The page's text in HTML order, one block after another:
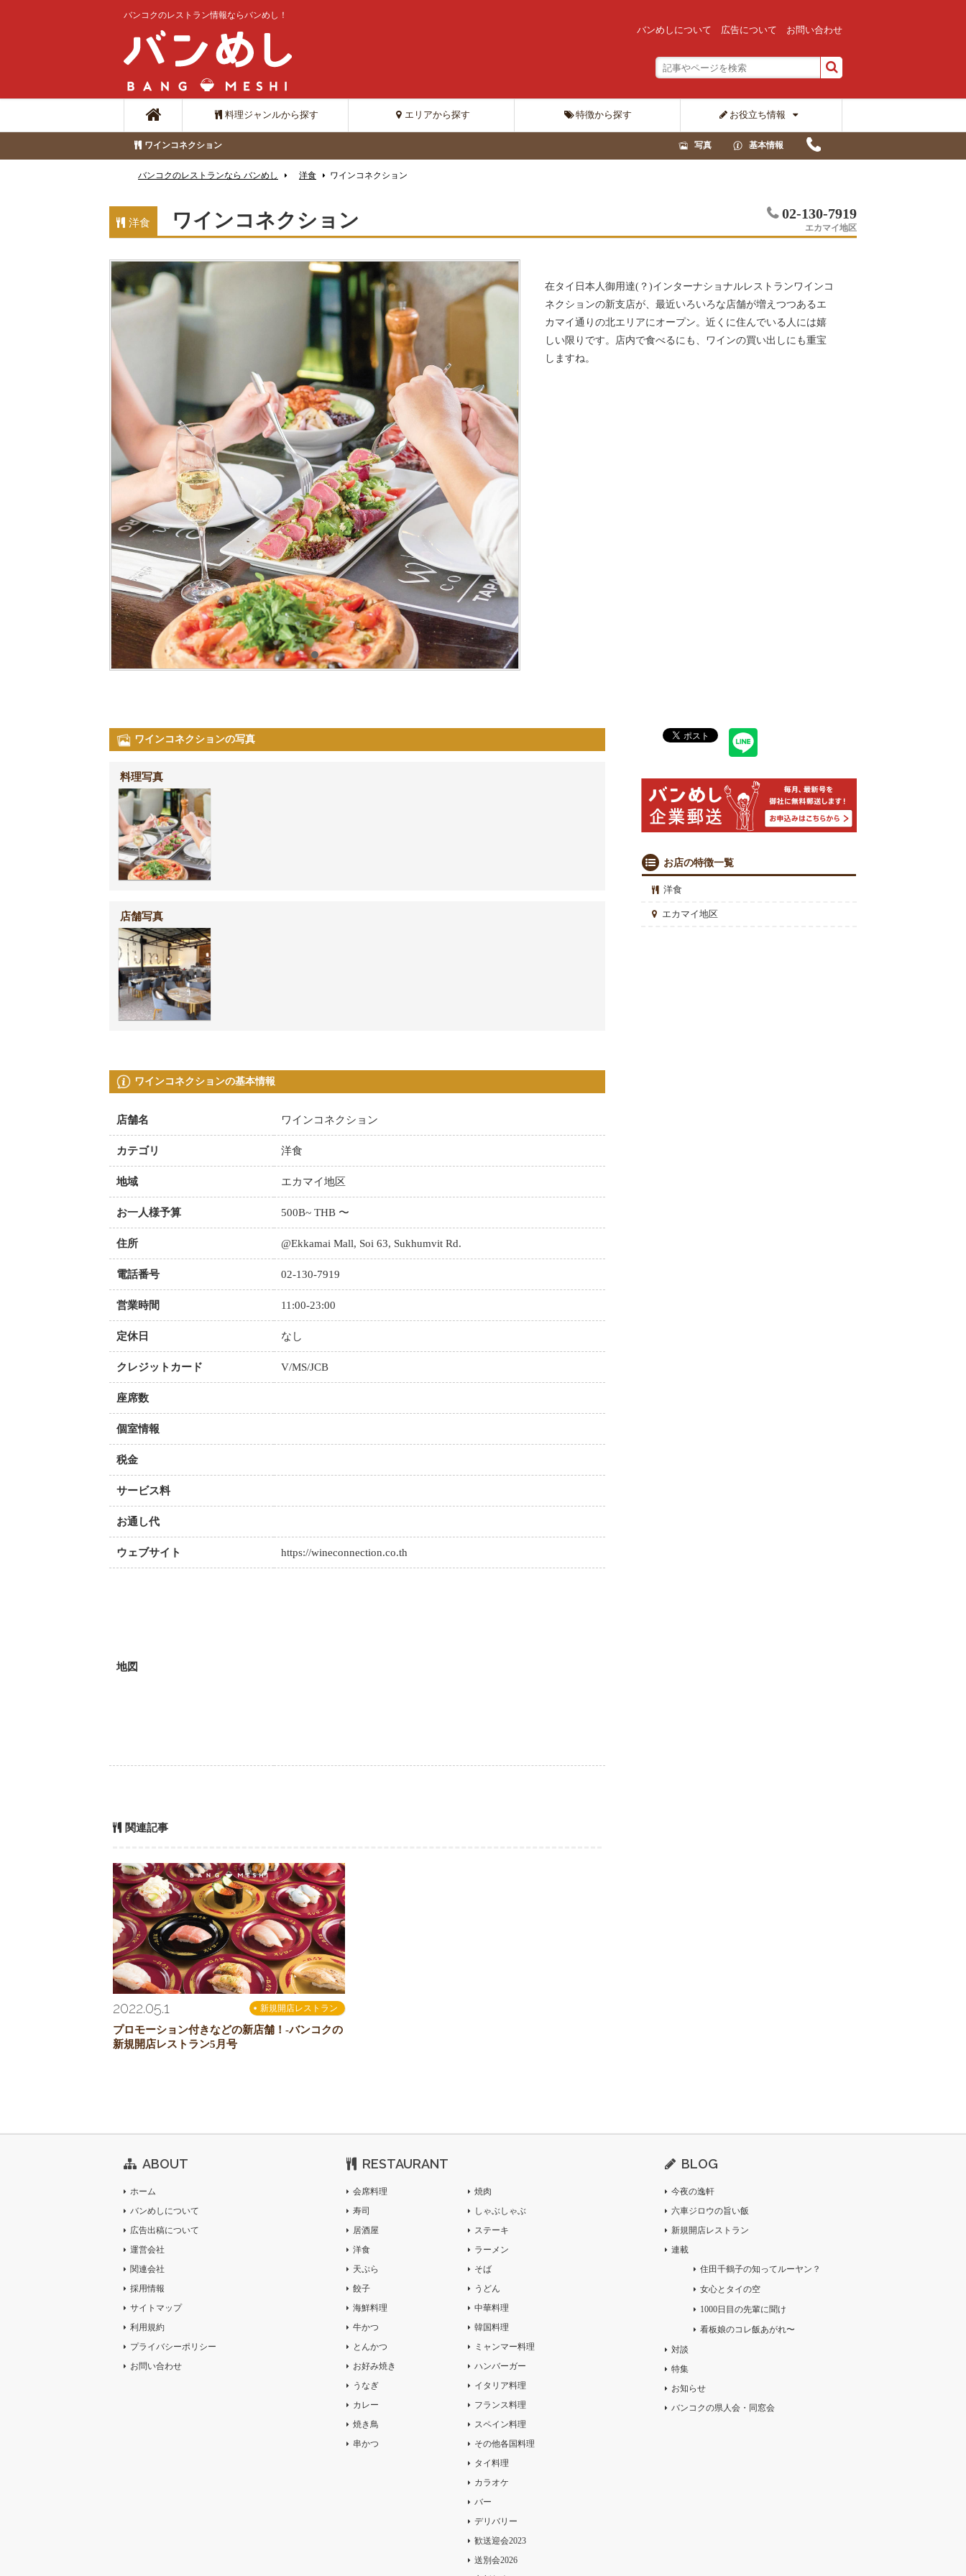
バンコクのレストラン情報ならバンめし！
バンめしについて 広告について お問い合わせ
料理ジャンルから探す エリアから探す 特徴から探す お役立ち情報
ワインコネクション 基本情報
写真
バンコクのレストランなら バンめし 洋食 ワインコネクション
洋食 ワインコネクション 02-130-7919
エカマイ地区
在タイ日本人御用達(？)インターナショナルレストランワインコ
ネクションの新支店が、最近いろいろな店舗が増えつつあるエ
カマイ通りの北エリアにオープン。近くに住んでいる人には嬉
しい限りです。店内で食べるにも、ワインの買い出しにも重宝
しますね。
ワインコネクションの写真
料理写真
店舗写真
お店の特徴一覧
洋食
エカマイ地区
ワインコネクションの基本情報
店舗名 ワインコネクション
カテゴリ 洋食
地域 エカマイ地区
お一人様予算 500B~ THB 〜
住所 @Ekkamai Mall, Soi 63, Sukhumvit Rd.
電話番号 02-130-7919
営業時間 11:00-23:00
定休日 なし
クレジットカード V/MS/JCB
座席数
個室情報
税金
サービス料
お通し代
ウェブサイト https://wineconnection.co.th
地図
関連記事
2022.05.1 新規開店レストラン
プロモーション付きなどの新店舗！-バンコクの
新規開店レストラン5月号
ABOUT
ホーム
バンめしについて
広告出稿について
運営会社
関連会社
採用情報
サイトマップ
利用規約
プライバシーポリシー
お問い合わせ
RESTAURANT
会席料理
寿司
居酒屋
洋食
天ぷら
餃子
海鮮料理
牛かつ
とんかつ
お好み焼き
うなぎ
カレー
焼き鳥
串かつ
焼肉
しゃぶしゃぶ
ステーキ
ラーメン
そば
うどん
中華料理
韓国料理
ミャンマー料理
ハンバーガー
イタリア料理
フランス料理
スペイン料理
その他各国料理
タイ料理
カラオケ
バー
デリバリー
歓送迎会2023
送別会2026
BLOG
今夜の逸軒
六車ジロウの旨い飯
新規開店レストラン
連載
住田千鶴子の知ってルーヤン？
女心とタイの空
1000日目の先輩に聞け
看板娘のコレ飯あがれ〜
対談
特集
お知らせ
バンコクの県人会・同窓会